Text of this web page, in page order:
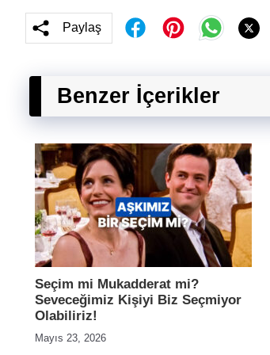
Paylaş
Benzer İçerikler
Seçim mi Mukadderat mi?
Seveceğimiz Kişiyi Biz Seçmiyor
Olabiliriz!
Mayıs 23, 2026